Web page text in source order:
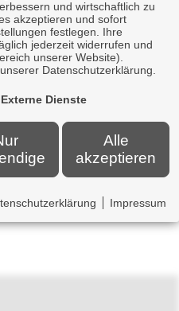
und wirtschaftlich zu
akzeptieren und sofort
festlegen. Ihre
jederzeit widerrufen und
unserer Website).
Datenschutzerklärung.
Externe Dienste
Alle
akzeptieren
Impressum
zu
Siehier